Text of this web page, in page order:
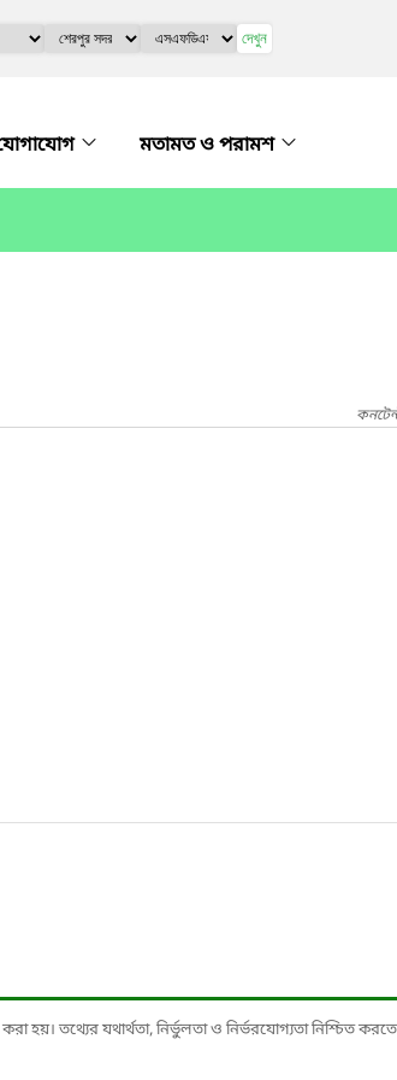
দেখুন
মতামত ও পরামশ
তথ্যের যথার্থতা, নির্ভুলতা ও নির্ভরযোগ্যতা নিশ্চিত করতে